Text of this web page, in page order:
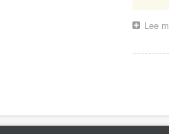
Lee